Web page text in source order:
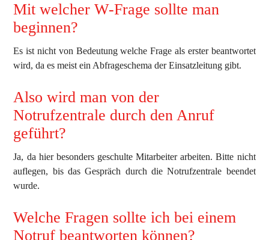
Mit welcher W-Frage sollte man
beginnen?
Es ist nicht von Bedeutung welche Frage als erster beantwortet
wird, da es meist ein Abfrageschema der Einsatzleitung gibt.
Also wird man von der
Notrufzentrale durch den Anruf
geführt?
Ja, da hier besonders geschulte Mitarbeiter arbeiten. Bitte nicht
auflegen, bis das Gespräch durch die Notrufzentrale beendet
wurde.
Welche Fragen sollte ich bei einem
Notruf beantworten können?